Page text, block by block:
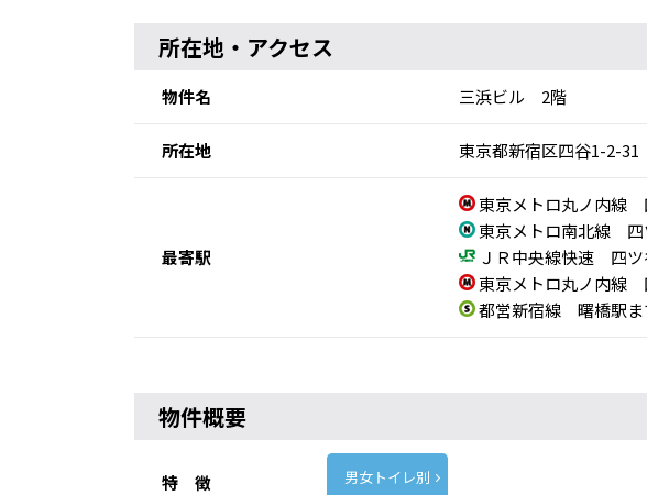
所在地・アクセス
物件名 三浜ビル 2階
所在地 東京都新宿区四谷1-2-31
最寄駅
東京メトロ丸ノ内線
東京メトロ南北線 四
ＪＲ中央線快速 四ツ
東京メトロ丸ノ内線
都営新宿線 曙橋駅ま
物件概要
特 徴 男女トイレ別